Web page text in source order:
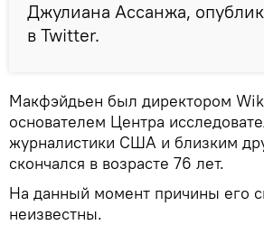
в Twitter.
Макфэйдьен был директором
основателем Центра
журналистики США и близким
скончался в возрасте 76 лет.
На данный момент причины его
неизвестны.